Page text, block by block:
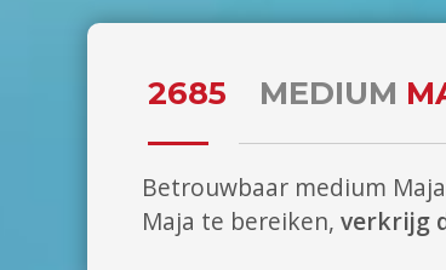
2685 MEDIUM
Betrouwbaar medium
Maja te bereiken, verkrijg